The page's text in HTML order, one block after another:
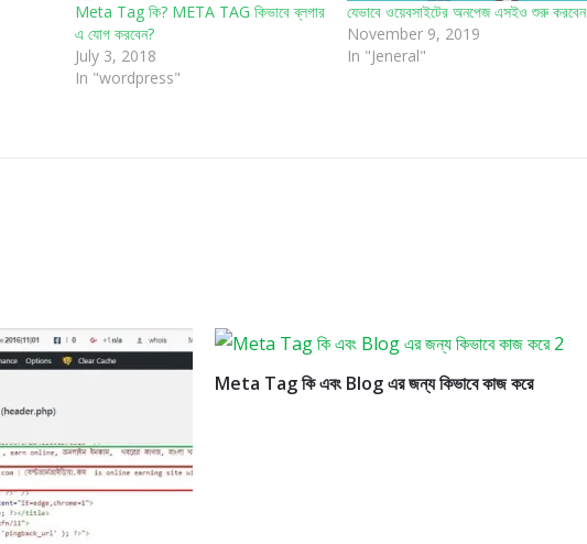
Meta Tag কি? META TAG কিভাবে ব্লগার
এ যোগ করবেন?
July 3, 2018
In "wordpress"
যেভাবে ওয়েবসাইটের অনপেজ এসইও শুরু করবেন
November 9, 2019
In "Jeneral"
Meta Tag কি এবং Blog এর জন্য কিভাবে কাজ করে